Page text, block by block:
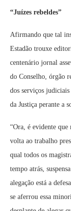
“Juízes rebeldes”
Afirmando que tal
Estadão trouxe
centenário jornal
do Conselho, órgão
dos serviços
da Justiça perante a
“Ora, é evidente que
volta ao trabalho
qual todos os
tempo atrás,
alegação está a
se aferrou essa